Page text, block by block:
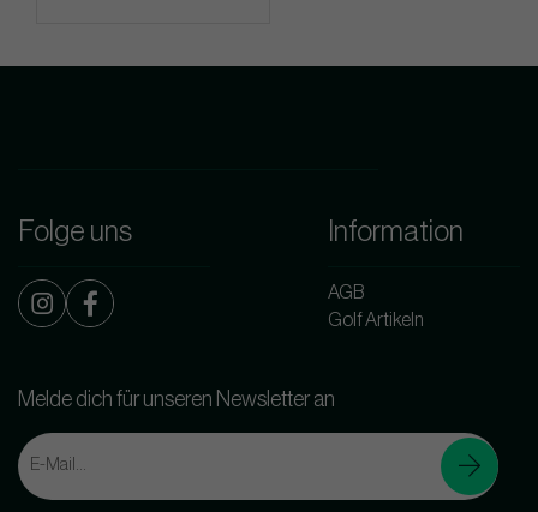
Folge uns Information
AGB
Golf Artikeln
Melde dich für unseren Newsletter an